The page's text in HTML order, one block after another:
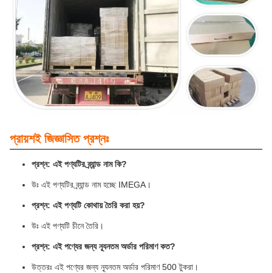
প্রায়শই জিজ্ঞাসিত প্রশ্নঃ
প্রশ্ন: এই পণ্যটির ব্র্যান্ড নাম কি?
উঃ এই পণ্যটির ব্র্যান্ড নাম হচ্ছে IMEGA।
প্রশ্ন: এই পণ্যটি কোথায় তৈরি করা হয়?
উঃ এই পণ্যটি চীনে তৈরি।
প্রশ্ন: এই পণ্যের জন্য ন্যূনতম অর্ডার পরিমাণ কত?
উত্তরঃ এই পণ্যের জন্য ন্যূনতম অর্ডার পরিমাণ 500 টুকরা।